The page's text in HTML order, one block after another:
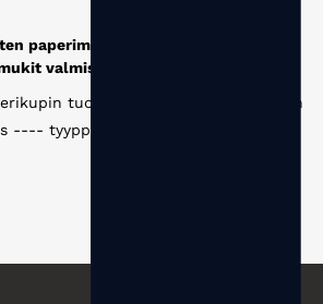
paperimukkien valmistajien
valmistetaan
tuotantoprosessi: raakapaperin
---- tyyppinen asettelu ---- painatus